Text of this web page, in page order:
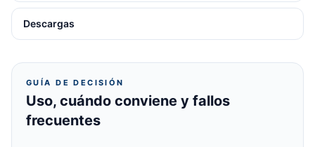
Descargas
GUÍA DE DECISIÓN
Uso, cuándo conviene y fallos
frecuentes